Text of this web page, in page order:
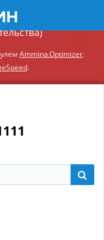
Ammina.Optimizer.
.